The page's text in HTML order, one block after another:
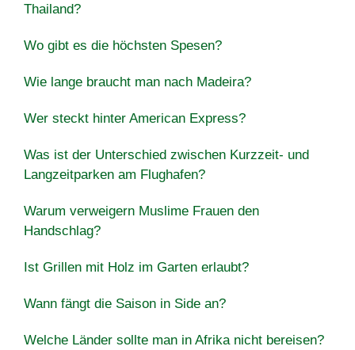
Thailand?
Wo gibt es die höchsten Spesen?
Wie lange braucht man nach Madeira?
Wer steckt hinter American Express?
Was ist der Unterschied zwischen Kurzzeit- und
Langzeitparken am Flughafen?
Warum verweigern Muslime Frauen den
Handschlag?
Ist Grillen mit Holz im Garten erlaubt?
Wann fängt die Saison in Side an?
Welche Länder sollte man in Afrika nicht bereisen?